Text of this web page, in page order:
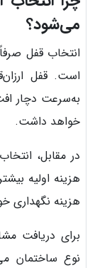
می‌شود؟
انتخاب قفل
است. قفل
به‌سرعت دچار
خواهد داشت.
در مقابل،
هزینه اولیه
هزینه نگهداری
برای دریافت
نوع ساختمان